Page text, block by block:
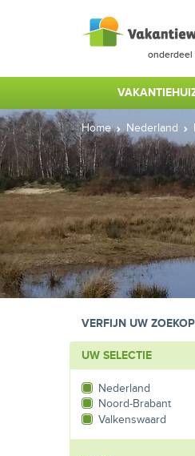
Home Nederland
VERFIJN UW
UW SELECTIE
Nederland
Noord-Brabant
Valkenswaard